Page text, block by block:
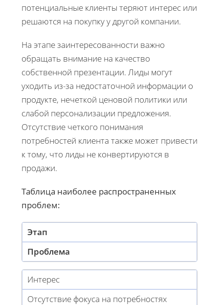
потенциальные клиенты теряют интерес или
решаются на покупку у другой компании.
На этапе заинтересованности важно
обращать внимание на качество
собственной презентации. Лиды могут
уходить из-за недостаточной информации о
продукте, нечеткой ценовой политики или
слабой персонализации предложения.
Отсутствие четкого понимания
потребностей клиента также может привести
к тому, что лиды не конвертируются в
продажи.
Таблица наиболее распространенных
проблем:
Этап
Проблема
Интерес
Отсутствие фокуса на потребностях